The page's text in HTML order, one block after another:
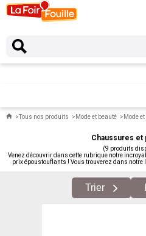
Tous nos produits Mode et beauté Mode
Chaussures et
(9 produits
Venez découvrir dans cette rubrique notre
prix époustouflants ! Vous trouverez dans notre
Trier